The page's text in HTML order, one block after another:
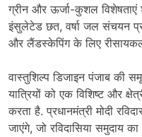
ग्रीन और ऊर्जा-कुशल विशेषताएं
इंसुलेटेड छत, वर्षा जल संचयन
और लैंडस्केपिंग के लिए रीसायकल
वास्तुशिल्प डिजाइन पंजाब की
यात्रियों को एक विशिष्ट और
करता है. प्रधानमंत्री मोदी
जाएंगे, जो रविदासिया समुदाय